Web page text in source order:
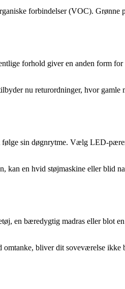
forbindelser (VOC). Grønne
forhold giver en anden form
nu returordninger, hvor gamle
sin døgnrytme. Vælg LED-
kan en hvid støjmaskine eller blid
en bæredygtig madras eller blot
bliver dit soveværelse ikke